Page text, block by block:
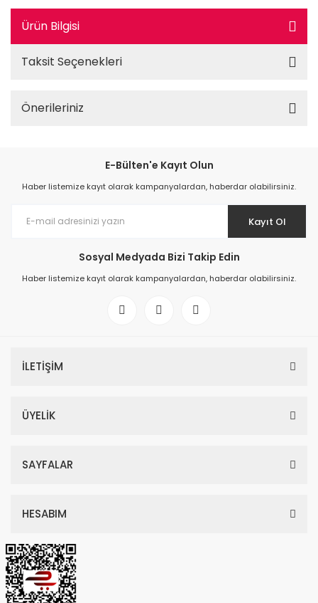
Ürün Bilgisi
Taksit Seçenekleri
Önerileriniz
E-Bülten'e Kayıt Olun
Haber listemize kayıt olarak kampanyalardan, haberdar olabilirsiniz.
Kayıt Ol
Sosyal Medyada Bizi Takip Edin
Haber listemize kayıt olarak kampanyalardan, haberdar olabilirsiniz.
İLETİŞİM
ÜYELİK
SAYFALAR
HESABIM